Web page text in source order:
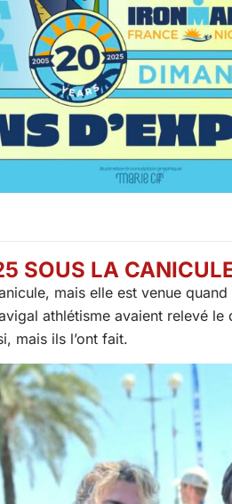
SOUS LA
mais elle est venue
athlétisme avaient relevé
mais ils l’ont fait.